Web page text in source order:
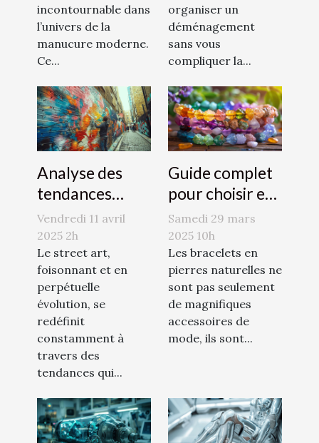
incontournable dans
l’univers de la
manucure moderne.
Ce...
organiser un
déménagement
sans vous
compliquer la...
Analyse des
tendances
émergentes
dans le street
art en 2023
Vendredi 11 avril
2025 2h
Le street art,
foisonnant et en
perpétuelle
évolution, se
redéfinit
constamment à
travers des
tendances qui...
Guide complet
pour choisir et
entretenir des
bracelets en
pierres
naturelles
Samedi 29 mars
2025 10h
Les bracelets en
pierres naturelles ne
sont pas seulement
de magnifiques
accessoires de
mode, ils sont...